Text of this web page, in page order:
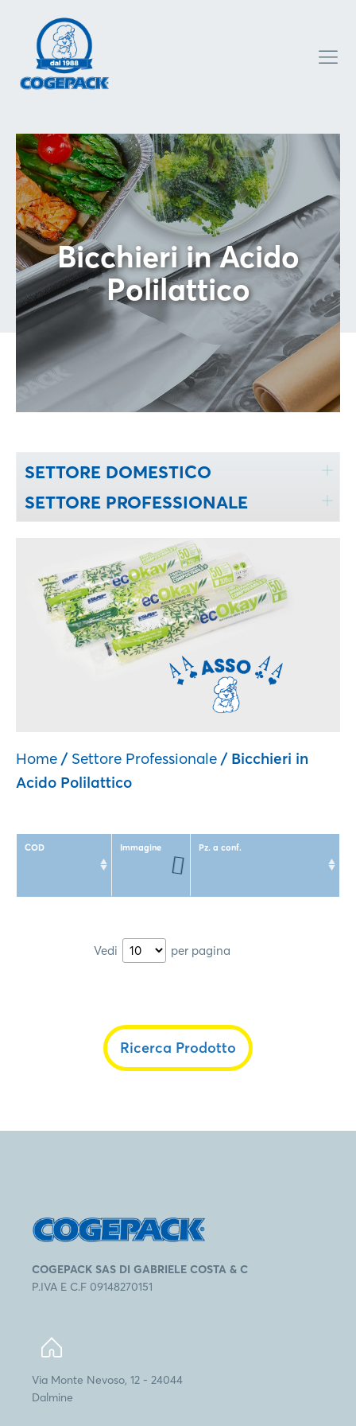
Bicchieri in Acido
Polilattico
SETTORE DOMESTICO
SETTORE PROFESSIONALE
Home / Settore Professionale / Bicchieri in
Acido Polilattico
COD Immagine Pz. a conf.
Vedi per pagina
Ricerca Prodotto
COGEPACK SAS DI GABRIELE COSTA & C
P.IVA E C.F 09148270151
Via Monte Nevoso, 12 - 24044
Dalmine